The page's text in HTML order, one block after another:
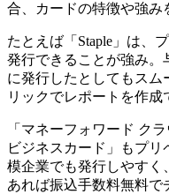
合、カードの特徴や強み
たとえば「Staple」は、
発行できることが強み。
に発行したとしてもスム
リックでレポートを作成
「マネーフォワード ク
ビジネスカード」もプ
模企業でも発行しやすく
あれば振込手数料無料で